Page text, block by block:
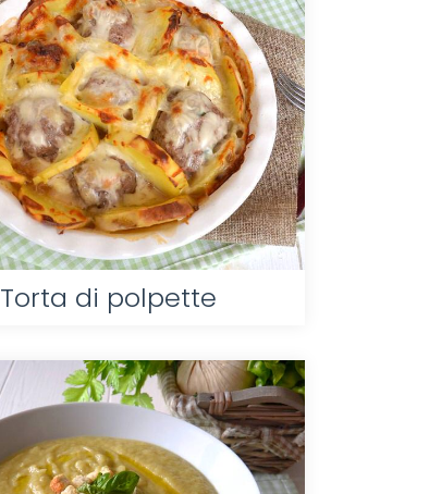
Torta di polpette